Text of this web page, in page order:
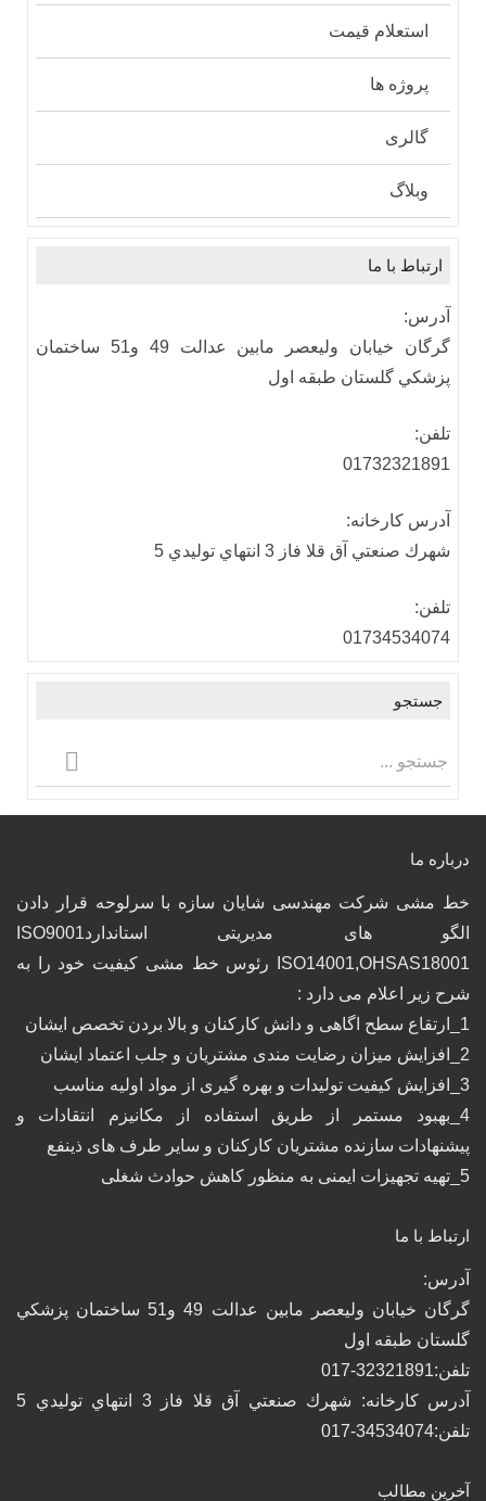
استعلام قیمت
پروژه ها
گالری
وبلاگ
ارتباط با ما
آدرس:
گرگان خيابان وليعصر مابين عدالت 49 و51 ساختمان
پزشكي گلستان طبقه اول
تلفن:
01732321891
آدرس كارخانه:
شهرك صنعتي آق قلا فاز 3 انتهاي توليدي 5
تلفن:
01734534074
جستجو
درباره ما
خط مشی شرکت مهندسی شایان سازه با سرلوحه قرار دادن
الگو های مدیریتی استانداردISO9001
ISO14001,OHSAS18001 رئوس خط مشی کیفیت خود را به
شرح زیر اعلام می دارد :
1_ارتقاع سطح اگاهی و دانش کارکنان و بالا بردن تخصص ایشان
2_افزایش میزان رضایت مندی مشتریان و جلب اعتماد ایشان
3_افزایش کیفیت تولیدات و بهره گیری از مواد اولیه مناسب
4_بهبود مستمر از طریق استفاده از مکانیزم انتقادات و
پیشنهادات سازنده مشتریان کارکنان و سایر طرف های ذینفع
5_تهیه تجهیزات ایمنی به منظور کاهش حوادث شغلی
ارتباط با ما
آدرس:
گرگان خيابان وليعصر مابين عدالت 49 و51 ساختمان پزشكي
گلستان طبقه اول
تلفن:32321891-017
آدرس كارخانه: شهرك صنعتي آق قلا فاز 3 انتهاي توليدي 5
تلفن:34534074-017
آخرین مطالب